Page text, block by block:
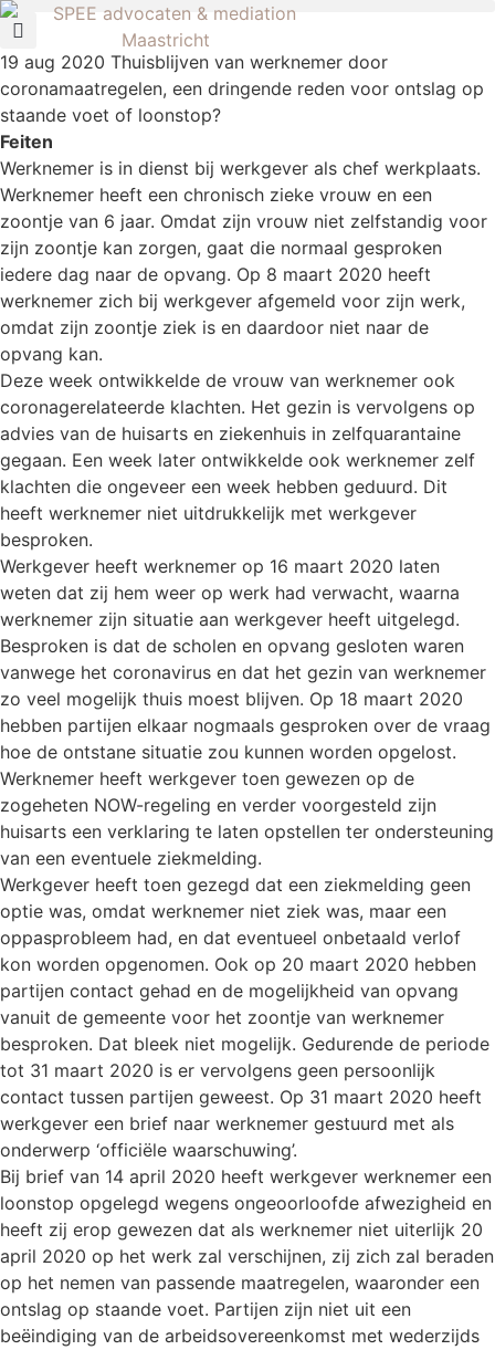
19 aug 2020 Thuisblijven van werknemer door
coronamaatregelen, een dringende reden voor ontslag op
staande voet of loonstop?
Feiten
Werknemer is in dienst bij werkgever als chef werkplaats.
Werknemer heeft een chronisch zieke vrouw en een
zoontje van 6 jaar. Omdat zijn vrouw niet zelfstandig voor
zijn zoontje kan zorgen, gaat die normaal gesproken
iedere dag naar de opvang. Op 8 maart 2020 heeft
werknemer zich bij werkgever afgemeld voor zijn werk,
omdat zijn zoontje ziek is en daardoor niet naar de
opvang kan.
Deze week ontwikkelde de vrouw van werknemer ook
coronagerelateerde klachten. Het gezin is vervolgens op
advies van de huisarts en ziekenhuis in zelfquarantaine
gegaan. Een week later ontwikkelde ook werknemer zelf
klachten die ongeveer een week hebben geduurd. Dit
heeft werknemer niet uitdrukkelijk met werkgever
besproken.
Werkgever heeft werknemer op 16 maart 2020 laten
weten dat zij hem weer op werk had verwacht, waarna
werknemer zijn situatie aan werkgever heeft uitgelegd.
Besproken is dat de scholen en opvang gesloten waren
vanwege het coronavirus en dat het gezin van werknemer
zo veel mogelijk thuis moest blijven. Op 18 maart 2020
hebben partijen elkaar nogmaals gesproken over de vraag
hoe de ontstane situatie zou kunnen worden opgelost.
Werknemer heeft werkgever toen gewezen op de
zogeheten NOW-regeling en verder voorgesteld zijn
huisarts een verklaring te laten opstellen ter ondersteuning
van een eventuele ziekmelding.
Werkgever heeft toen gezegd dat een ziekmelding geen
optie was, omdat werknemer niet ziek was, maar een
oppasprobleem had, en dat eventueel onbetaald verlof
kon worden opgenomen. Ook op 20 maart 2020 hebben
partijen contact gehad en de mogelijkheid van opvang
vanuit de gemeente voor het zoontje van werknemer
besproken. Dat bleek niet mogelijk. Gedurende de periode
tot 31 maart 2020 is er vervolgens geen persoonlijk
contact tussen partijen geweest. Op 31 maart 2020 heeft
werkgever een brief naar werknemer gestuurd met als
onderwerp ‘officiële waarschuwing’.
Bij brief van 14 april 2020 heeft werkgever werknemer een
loonstop opgelegd wegens ongeoorloofde afwezigheid en
heeft zij erop gewezen dat als werknemer niet uiterlijk 20
april 2020 op het werk zal verschijnen, zij zich zal beraden
op het nemen van passende maatregelen, waaronder een
ontslag op staande voet. Partijen zijn niet uit een
beëindiging van de arbeidsovereenkomst met wederzijds